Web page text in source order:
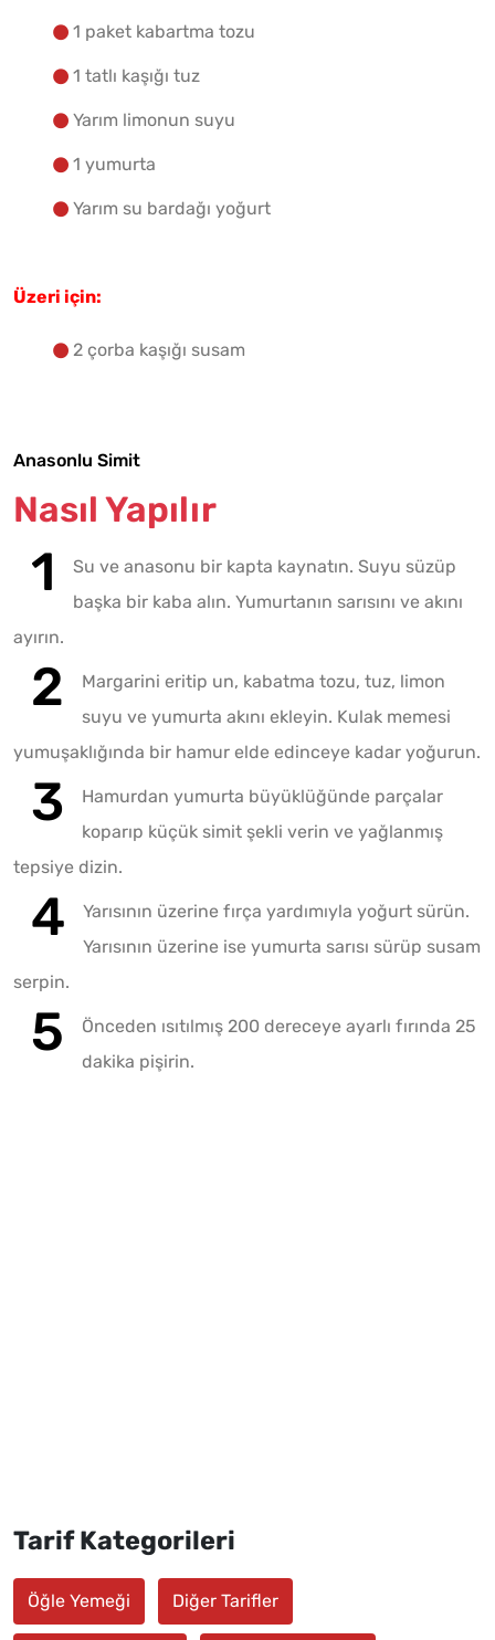
1 paket kabartma tozu
1 tatlı kaşığı tuz
Yarım limonun suyu
1 yumurta
Yarım su bardağı yoğurt
Üzeri için:
2 çorba kaşığı susam
Anasonlu Simit
Nasıl Yapılır
Su ve anasonu bir kapta kaynatın. Suyu süzüp
başka bir kaba alın. Yumurtanın sarısını ve akını
ayırın.
Margarini eritip un, kabatma tozu, tuz, limon
suyu ve yumurta akını ekleyin. Kulak memesi
yumuşaklığında bir hamur elde edinceye kadar yoğurun.
Hamurdan yumurta büyüklüğünde parçalar
koparıp küçük simit şekli verin ve yağlanmış
tepsiye dizin.
Yarısının üzerine fırça yardımıyla yoğurt sürün.
Yarısının üzerine ise yumurta sarısı sürüp susam
serpin.
Önceden ısıtılmış 200 dereceye ayarlı fırında 25
dakika pişirin.
Tarif Kategorileri
Öğle Yemeği Diğer Tarifler